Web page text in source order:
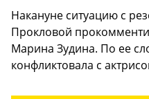
Накануне ситуацию с
Прокловой
Марина Зудина. По ее
конфликтовала с